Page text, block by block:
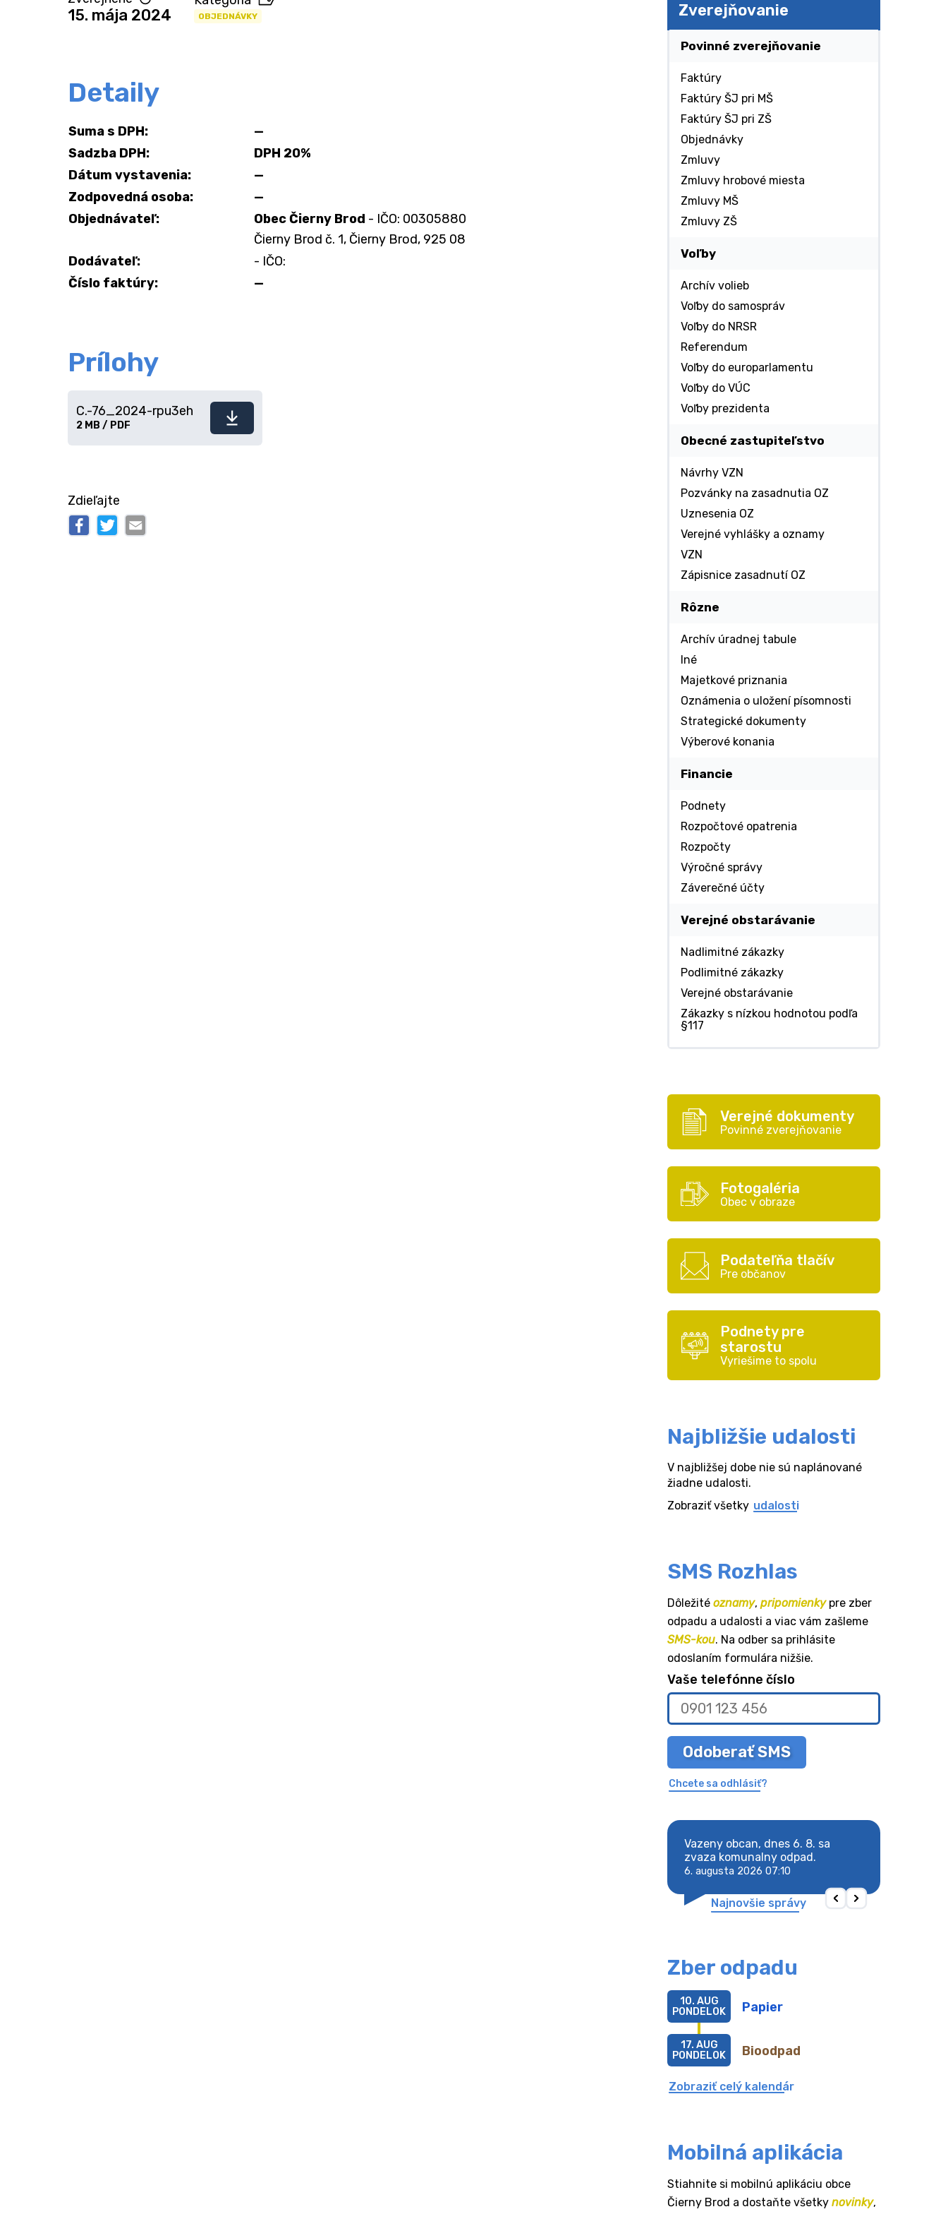
15. mája 2024 OBJEDNÁVKY
Detaily
Suma s DPH:
—
Sadzba DPH:
DPH 20%
Dátum vystavenia:
—
Zodpovedná osoba:
—
Objednávateľ:
Obec Čierny Brod - IČO: 00305880
Čierny Brod č. 1, Čierny Brod, 925 08
Dodávateľ:
- IČO:
Číslo faktúry:
—
Prílohy
Stiahnuť
C.-76_2024-rpu3eh
2 MB / PDF
Zdieľajte
Zverejňovanie
Povinné zverejňovanie
Faktúry
Faktúry ŠJ pri MŠ
Faktúry ŠJ pri ZŠ
Objednávky
Zmluvy
Zmluvy hrobové miesta
Zmluvy MŠ
Zmluvy ZŠ
Voľby
Archív volieb
Voľby do samospráv
Voľby do NRSR
Referendum
Voľby do europarlamentu
Voľby do VÚC
Voľby prezidenta
Obecné zastupiteľstvo
Návrhy VZN
Pozvánky na zasadnutia OZ
Uznesenia OZ
Verejné vyhlášky a oznamy
VZN
Zápisnice zasadnutí OZ
Rôzne
Archív úradnej tabule
Iné
Majetkové priznania
Oznámenia o uložení písomnosti
Strategické dokumenty
Výberové konania
Financie
Podnety
Rozpočtové opatrenia
Rozpočty
Výročné správy
Záverečné účty
Verejné obstarávanie
Nadlimitné zákazky
Podlimitné zákazky
Verejné obstarávanie
Zákazky s nízkou hodnotou podľa
§117
Verejné dokumenty
Povinné zverejňovanie
Fotogaléria
Obec v obraze
Podateľňa tlačív
Pre občanov
Podnety pre
starostu
Vyriešime to spolu
Najbližšie udalosti
V najbližšej dobe nie sú naplánované
žiadne udalosti.
Zobraziť všetky udalosti
SMS Rozhlas
Dôležité oznamy, pripomienkypre zber
odpadu a udalosti a viac vám zašleme
SMS-kou. Na odber sa prihlásite
odoslaním formulára nižšie.
Vaše telefónne číslo
Odoberať SMS
Chcete sa odhlásiť?
Vazeny obcan, dnes 6. 8. sa
zvaza komunalny odpad.
6. augusta 2026 07:10
Najnovšie správy
Zber odpadu
Papier
10. AUG
PONDELOK
Bioodpad
17. AUG
PONDELOK
Zobraziť celý kalendár
Mobilná aplikácia
Stiahnite si mobilnú aplikáciu obce
Čierny Brod a dostaňte všetky novinky,